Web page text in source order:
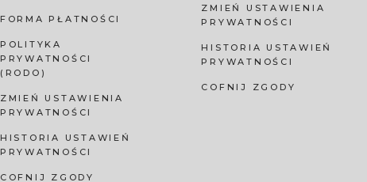
FORMA PŁATNOŚCI
POLITYKA
PRYWATNOŚCI
(RODO)
ZMIEŃ USTAWIENIA
PRYWATNOŚCI
HISTORIA USTAWIEŃ
PRYWATNOŚCI
COFNIJ ZGODY
ZMIEŃ USTAWIENIA
PRYWATNOŚCI
HISTORIA USTAWIEŃ
PRYWATNOŚCI
COFNIJ ZGODY